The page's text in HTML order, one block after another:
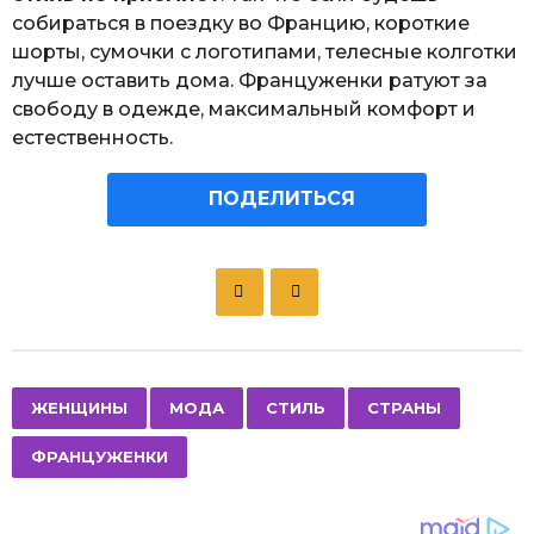
собираться в поездку во Францию, короткие
шорты, сумочки с логотипами, телесные колготки
лучше оставить дома. Француженки ратуют за
свободу в одежде, максимальный комфорт и
естественность.
ПОДЕЛИТЬСЯ
P
a
g
ЖЕНЩИНЫ МОДА СТИЛЬ СТРАНЫ
ФРАНЦУЖЕНКИ